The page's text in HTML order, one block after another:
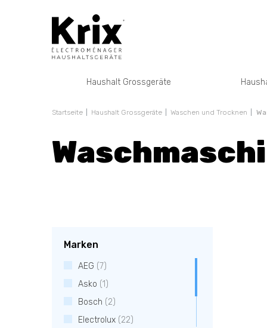
Haushalt Grossgeräte
Startseite Haushalt Grossgeräte Waschen und Trocknen
Marken
AEG (7)
Asko (1)
Bosch (2)
Electrolux (22)